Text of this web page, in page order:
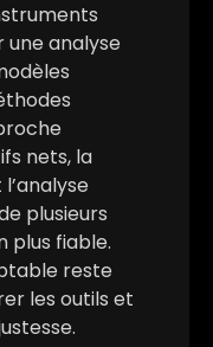
analyse
nets, la
plusieurs
plus fiable.
reste
les outils et